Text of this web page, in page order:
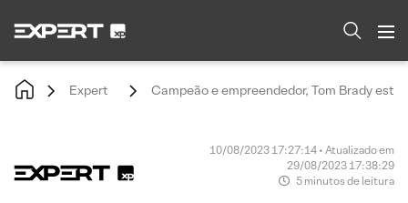
Expert Campeão e empreendedor, Tom Brady
10/08/2023 17:27:14 • Atualizado em
29/08/2023 17:38:29
5 minutos de leitura